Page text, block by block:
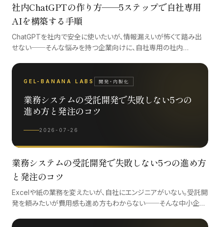
社内ChatGPTの作り方──5ステップで自社専用
AIを構築する手順
ChatGPTを社内で安全に使いたいが、情報漏えいが怖くて踏み出
せない──そんな悩みを持つ企業向けに、自社専用の社内
GEL-BANANA LABS 開発・内製化
業務システムの受託開発で失敗しない5つの
進め方と発注のコツ
2026-07-26
業務システムの受託開発で失敗しない5つの進め方
と発注のコツ
Excelや紙の業務を変えたいが、自社にエンジニアがいない。受託開
発を頼みたいが費用感も進め方もわからない──そんな中小企
ントを整理しました。